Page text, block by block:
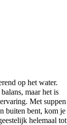
op het water.
maar het is
Met suppen
buiten bent, kom je
helemaal tot